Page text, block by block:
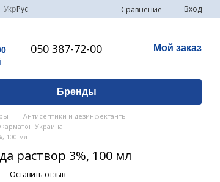
УкрРус Сравнение Вход
050 387-72-00 Мой заказ
Бренды
Антисептики и дезинфектанты
Украина
100 мл
раствор 3%, 100 мл
Оставить отзыв